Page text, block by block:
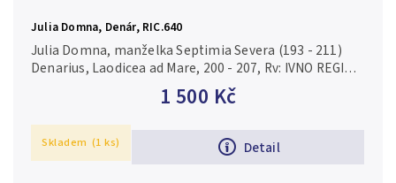
Julia Domna, Denár, RIC.640
1 500 Kč
Detail
Julia Domna, manželka Septimia Severa (193 - 211)
Denarius, Laodicea ad Mare, 200 - 207, Rv: IVNO REGINA,
stojící zahalená Juno doleva drží pateru a žezlo, páv
Skladem (1 ks)